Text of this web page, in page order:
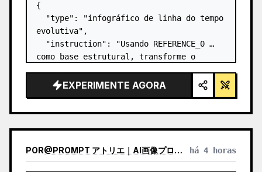
{
  "type": "infográfico de linha do tempo
evolutiva",
  "instruction": "Usando REFERENCE_0
como base estrutural, transforme o
3D altamente realista. Substitua as
rampas lisas por degraus de pedra
EXPERIMENTE AGORA
POR@PROMPT アトリエ｜AI画像プロンプト há 4 horas